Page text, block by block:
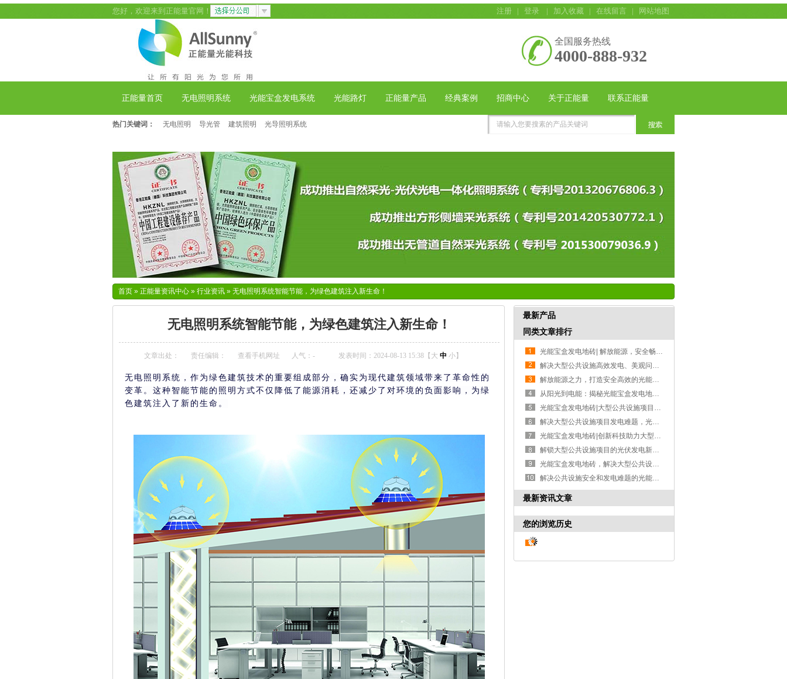
注册 | 登录 | 加入收藏 | 在线留言 | 网站地图
您好，欢迎来到正能量官网！
全国服务热线
4000-888-932
正能量首页 无电照明系统 光能宝盒发电系统 光能路灯 正能量产品 经典案例 招商中心 关于正能量 联系正能量
热门关键词： 无电照明 导光管 建筑照明 光导照明系统
首页 » 正能量资讯中心 » 行业资讯 » 无电照明系统智能节能，为绿色建筑注入新生命！
无电照明系统智能节能，为绿色建筑注入新生命！
文章出处： 责任编辑： 查看手机网址 人气： - 发表时间：2024-08-13 15:38【 大 中 小】
无电照明系统，作为绿色建筑技术的重要组成部分，确实为现代建筑领域带来了革命性的
变革。这种智能节能的照明方式不仅降低了能源消耗，还减少了对环境的负面影响，为绿
色建筑注入了新的生命。
最新产品
同类文章排行
光能宝盒发电地砖| 解放能源，安全畅行！
解决大型公共设施高效发电、美观问题的利器-光能宝盒发电地砖
解放能源之力，打造安全高效的光能宝盒发电地砖
从阳光到电能：揭秘光能宝盒发电地砖背后的“黑科技”
光能宝盒发电地砖|大型公共设施项目的安全高效发电新选择
解决大型公共设施项目发电难题，光能宝盒发电地砖助您实现多重投资回报
光能宝盒发电地砖|创新科技助力大型公共设施项目
解锁大型公共设施项目的光伏发电新选择--光能宝盒发电地砖
光能宝盒发电地砖，解决大型公共设施的安全、高效发电和美观需求
解决公共设施安全和发电难题的光能宝盒发电地砖
最新资讯文章
您的浏览历史